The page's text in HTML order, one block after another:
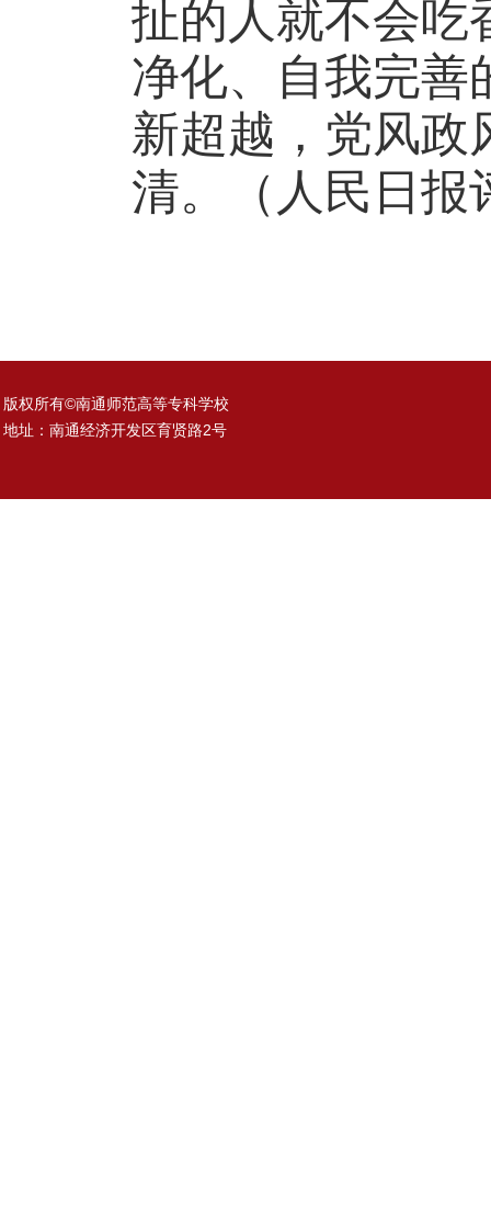
扯的人就不会吃
净化、自我完善
新超越，党风政
清。（人民日报
版权所有©南通师范高等专科学校
地址：南通经济开发区育贤路2号